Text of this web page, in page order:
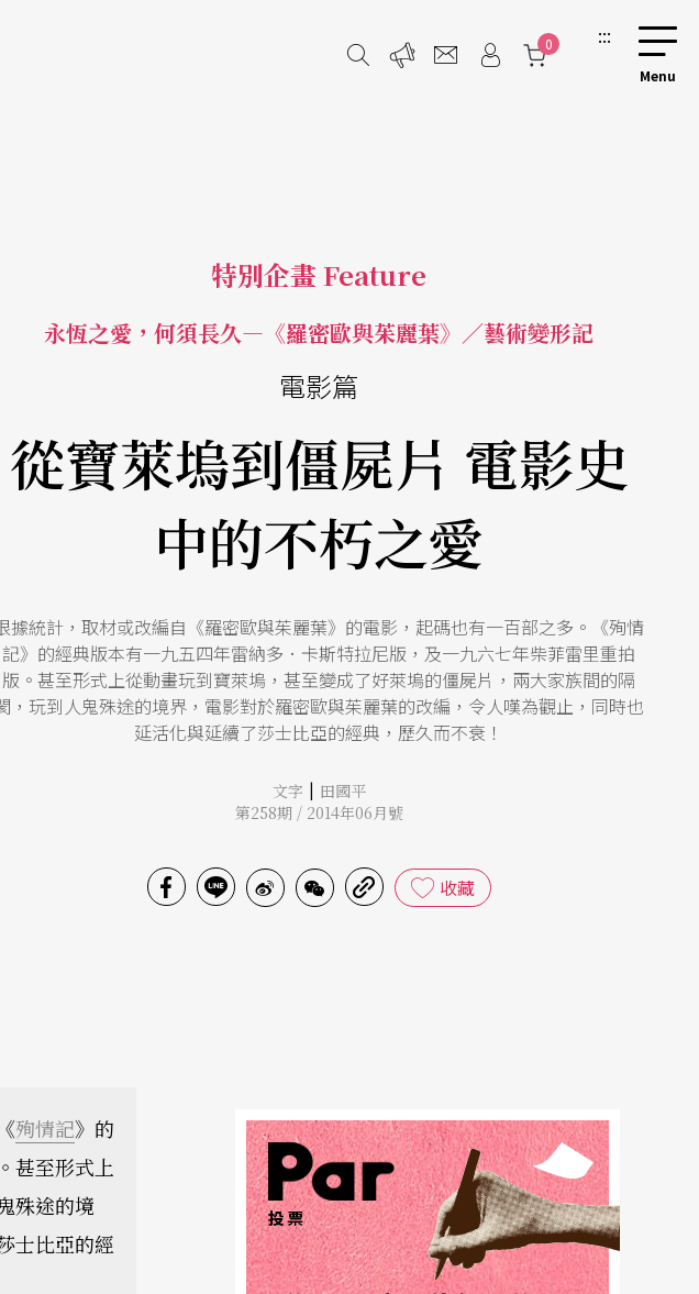
0 :::
特別企畫 Feature
永恆之愛，何須長久—《羅密歐與茱麗葉》／藝術變形記
電影篇
從寶萊塢到僵屍片 電影史
中的不朽之愛
據統計，取材或改編自《羅密歐與茱麗葉》的電影，起碼也有一百部之多。《殉情
記》的經典版本有一九五四年雷納多．卡斯特拉尼版，及一九六七年柴菲雷里重拍
版。甚至形式上從動畫玩到寶萊塢，甚至變成了好萊塢的僵屍片，兩大家族間的隔
，玩到人鬼殊途的境界，電影對於羅密歐與茱麗葉的改編，令人嘆為觀止，同時也
延活化與延續了莎士比亞的經典，歷久而不衰！
文字 | 田國平
第258期 / 2014年06月號
收藏
殉情記》的
甚至形式上
殊途的境
士比亞的經
投票